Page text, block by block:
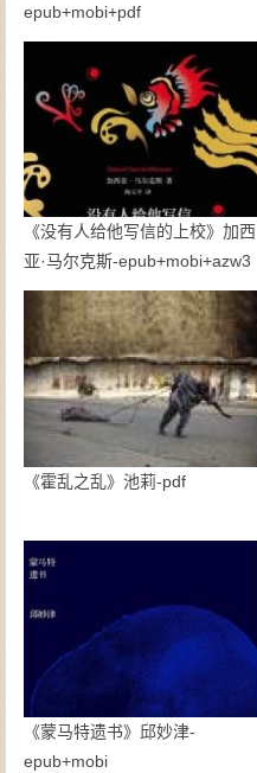
epub+mobi+pdf
《没有人给他写信的上校》加西
亚·马尔克斯-epub+mobi+azw3
《霍乱之乱》池莉-pdf
《蒙马特遗书》邱妙津-
epub+mobi